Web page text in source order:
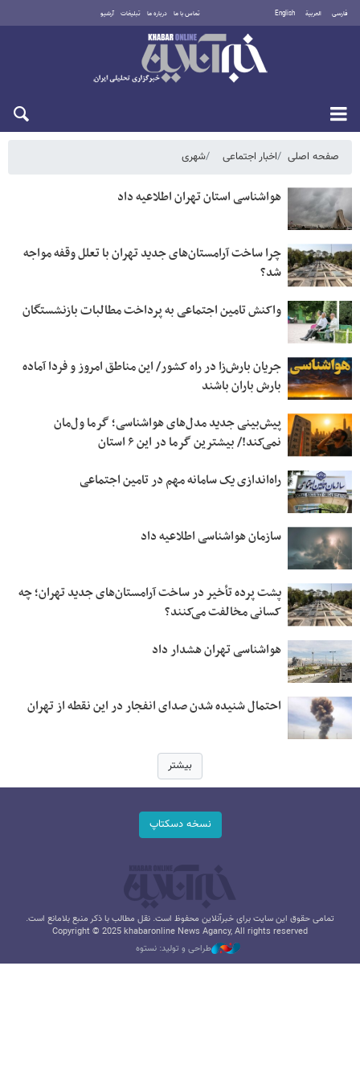
فارسی العربية English تماس با ما درباره ما تبلیغات آرشیو
یکشنبه ۱۸ مرداد ۱۴۰۵
صفحه اصلی اخبار اجتماعی شهری
هواشناسی استان تهران اطلاعیه داد
چرا ساخت آرامستان‌های جدید تهران با تعلل وقفه مواجه
شد؟
واکنش تامین اجتماعی به پرداخت مطالبات بازنشستگان
جریان بارش‌زا در راه کشور/ این مناطق امروز و فردا آماده
بارش باران باشند
پیش‌بینی جدید مدل‌های هواشناسی؛ گرما ول‌مان
نمی‌کند!/ بیشترین گرما در این ۶ استان
راه‌اندازی یک سامانه مهم در تامین اجتماعی
سازمان هواشناسی اطلاعیه داد
پشت پرده تأخیر در ساخت آرامستان‌های جدید تهران؛ چه
کسانی مخالفت می‌کنند؟
هواشناسی تهران هشدار داد
احتمال شنیده شدن صدای انفجار در این نقطه از تهران
بیشتر
نسخه دسکتاپ
تمامی حقوق این سایت برای خبرآنلاین محفوظ است. نقل مطالب با ذکر منبع بلامانع است.
Copyright © 2025 khabaronline News Agancy, All rights reserved
طراحی و تولید: نستوه